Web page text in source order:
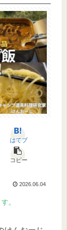
はてブ
コピー
2026.06.04
。